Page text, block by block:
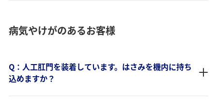
病気やけがのあるお客様
Q：人工肛門を装着しています。はさみを機内に持ち
込めますか？